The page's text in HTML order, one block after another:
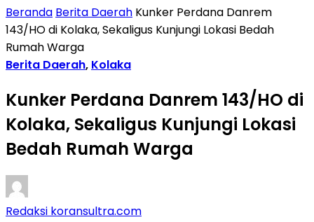
Beranda Berita Daerah Kunker Perdana Danrem
143/HO di Kolaka, Sekaligus Kunjungi Lokasi Bedah
Rumah Warga
Berita Daerah, Kolaka
Kunker Perdana Danrem 143/HO di
Kolaka, Sekaligus Kunjungi Lokasi
Bedah Rumah Warga
Redaksi koransultra.com